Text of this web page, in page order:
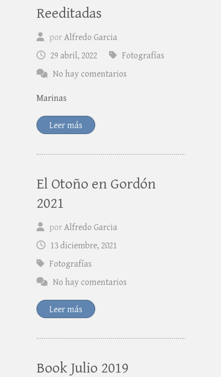
Reeditadas
porAlfredo Garcia
29 abril, 2022
Fotografías
No hay comentarios
Marinas
Leer más
El Otoño en Gordón
2021
porAlfredo Garcia
13 diciembre, 2021
Fotografías
No hay comentarios
Leer más
Book Julio 2019